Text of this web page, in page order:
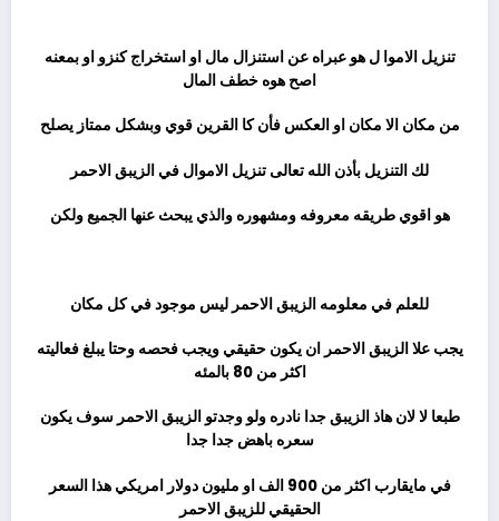
تنزيل الاموا ل هو عبراه عن استنزال مال او استخراج كنزو او بمعنه
اصح هوه خطف المال
من مكان الا مكان او العكس فأن كا القرين قوي وبشكل ممتاز يصلح
لك التنزيل بأذن الله تعالى تنزيل الاموال في الزيبق الاحمر
هو اقوي طريقه معروفه ومشهوره والذي يبحث عنها الجميع ولكن
للعلم في معلومه الزيبق الاحمر ليس موجود في كل مكان
يجب علا الزيبق الاحمر ان يكون حقيقي ويجب فحصه وحتا يبلغ فعاليته
اكثر من 80 بالمئه
طبعا لا لان هاذ الزيبق جدا نادره ولو وجدتو الزيبق الاحمر سوف يكون
سعره باهض جدا جدا
في مايقارب اكثر من 900 الف او مليون دولار امريكي هذا السعر
الحقيقي للزيبق الاحمر